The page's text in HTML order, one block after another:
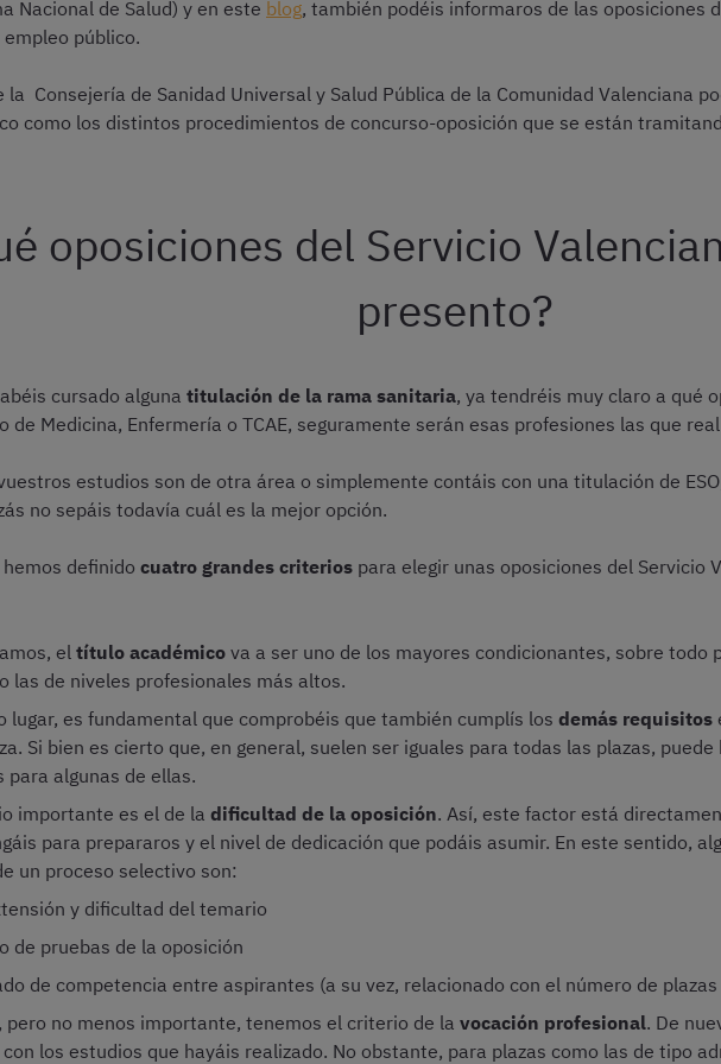
Nacional de Salud) y en este blog, también podéis informaros de las oposiciones
empleo público.
la Consejería de Sanidad Universal y Salud Pública de la Comunidad Valenciana
como los distintos procedimientos de concurso-oposición que se están
oposiciones del Servicio
presento?
cursado alguna titulación de la rama sanitaria, ya tendréis muy claro a qué
de Medicina, Enfermería o TCAE, seguramente serán esas profesiones las que
estudios son de otra área o simplemente contáis con una titulación de
no sepáis todavía cuál es la mejor opción.
definido cuatro grandes criterios para elegir unas oposiciones del Servicio
el título académico va a ser uno de los mayores condicionantes, sobre todo
las de niveles profesionales más altos.
lugar, es fundamental que comprobéis que también cumplís los demás requisitos
Si bien es cierto que, en general, suelen ser iguales para todas las plazas,
para algunas de ellas.
importante es el de la dificultad de la oposición. Así, este factor está
para prepararos y el nivel de dedicación que podáis asumir. En este sentido,
un proceso selectivo son:
y dificultad del temario
de pruebas de la oposición
de competencia entre aspirantes (a su vez, relacionado con el número de
pero no menos importante, tenemos el criterio de la vocación profesional. De
los estudios que hayáis realizado. No obstante, para plazas como las de tipo